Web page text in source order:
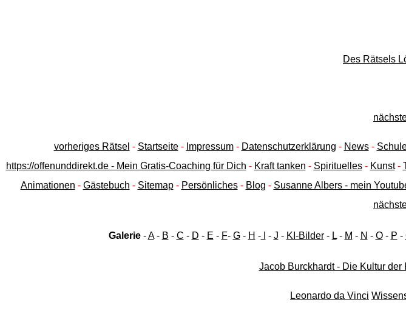
Des Rätsels
vorheriges Rätsel - Startseite- Impressum- Datenschutzerklärung - News-
https://offenunddirekt.de - Mein Gratis-Coaching für Dich - Kraft tanken - Spirituelles- Kunst-
Animationen - Gästebuch - Sitemap- Persönliches- Blog - Susanne Albers - mein
Galerie-A- B - C - D - E - F- G- H -I - J - KI-Bilder- L- M - N - O- P -
Jacob Burckhardt - Die Kultur
Leonardo da Vinci